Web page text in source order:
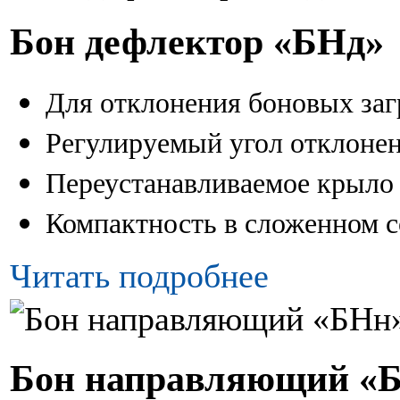
Бон дефлектор «БНд»
Для отклонения боновых
Регулируемый угол
Переустанавливаемое
Компактность в сложенном
Читать подробнее
Бон направляющий